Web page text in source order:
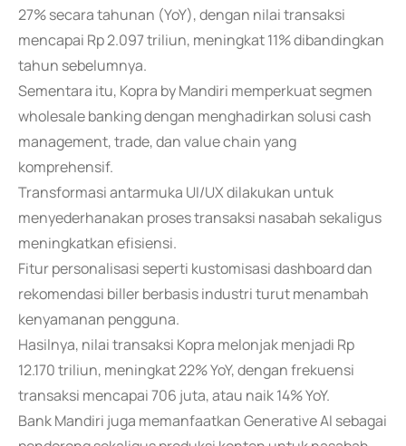
27% secara tahunan (YoY), dengan nilai transaksi
mencapai Rp 2.097 triliun, meningkat 11% dibandingkan
tahun sebelumnya.
Sementara itu, Kopra by Mandiri memperkuat segmen
wholesale banking dengan menghadirkan solusi cash
management, trade, dan value chain yang
komprehensif.
Transformasi antarmuka UI/UX dilakukan untuk
menyederhanakan proses transaksi nasabah sekaligus
meningkatkan efisiensi.
Fitur personalisasi seperti kustomisasi dashboard dan
rekomendasi biller berbasis industri turut menambah
kenyamanan pengguna.
Hasilnya, nilai transaksi Kopra melonjak menjadi Rp
12.170 triliun, meningkat 22% YoY, dengan frekuensi
transaksi mencapai 706 juta, atau naik 14% YoY.
Bank Mandiri juga memanfaatkan Generative AI sebagai